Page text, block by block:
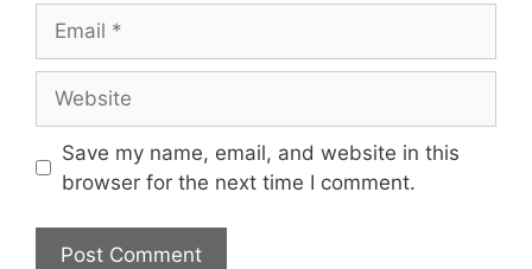
Save my name, email, and website in this
browser for the next time I comment.